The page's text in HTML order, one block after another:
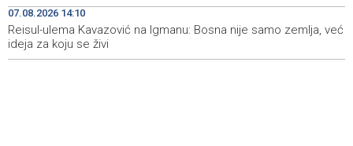
07.08.2026 14:10
Reisul-ulema Kavazović na Igmanu: Bosna nije samo zemlja, već
ideja za koju se živi